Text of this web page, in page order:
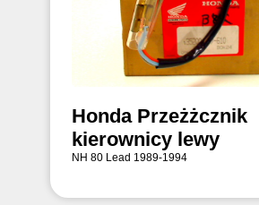
Honda Przeżżcznik
kierownicy lewy
NH 80 Lead 1989-1994